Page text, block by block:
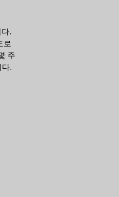
.
로
주
.